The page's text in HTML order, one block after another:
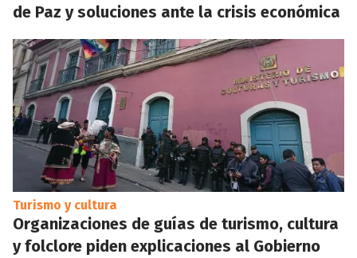
de Paz y soluciones ante la crisis económica
Turismo y cultura
Organizaciones de guías de turismo, cultura
y folclore piden explicaciones al Gobierno